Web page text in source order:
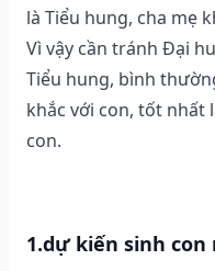
là Tiểu hung, cha mẹ
Vì vậy cần tránh Đại
Tiểu hung, bình
khắc với con, tốt nhất
con.
1.dự kiến sinh con